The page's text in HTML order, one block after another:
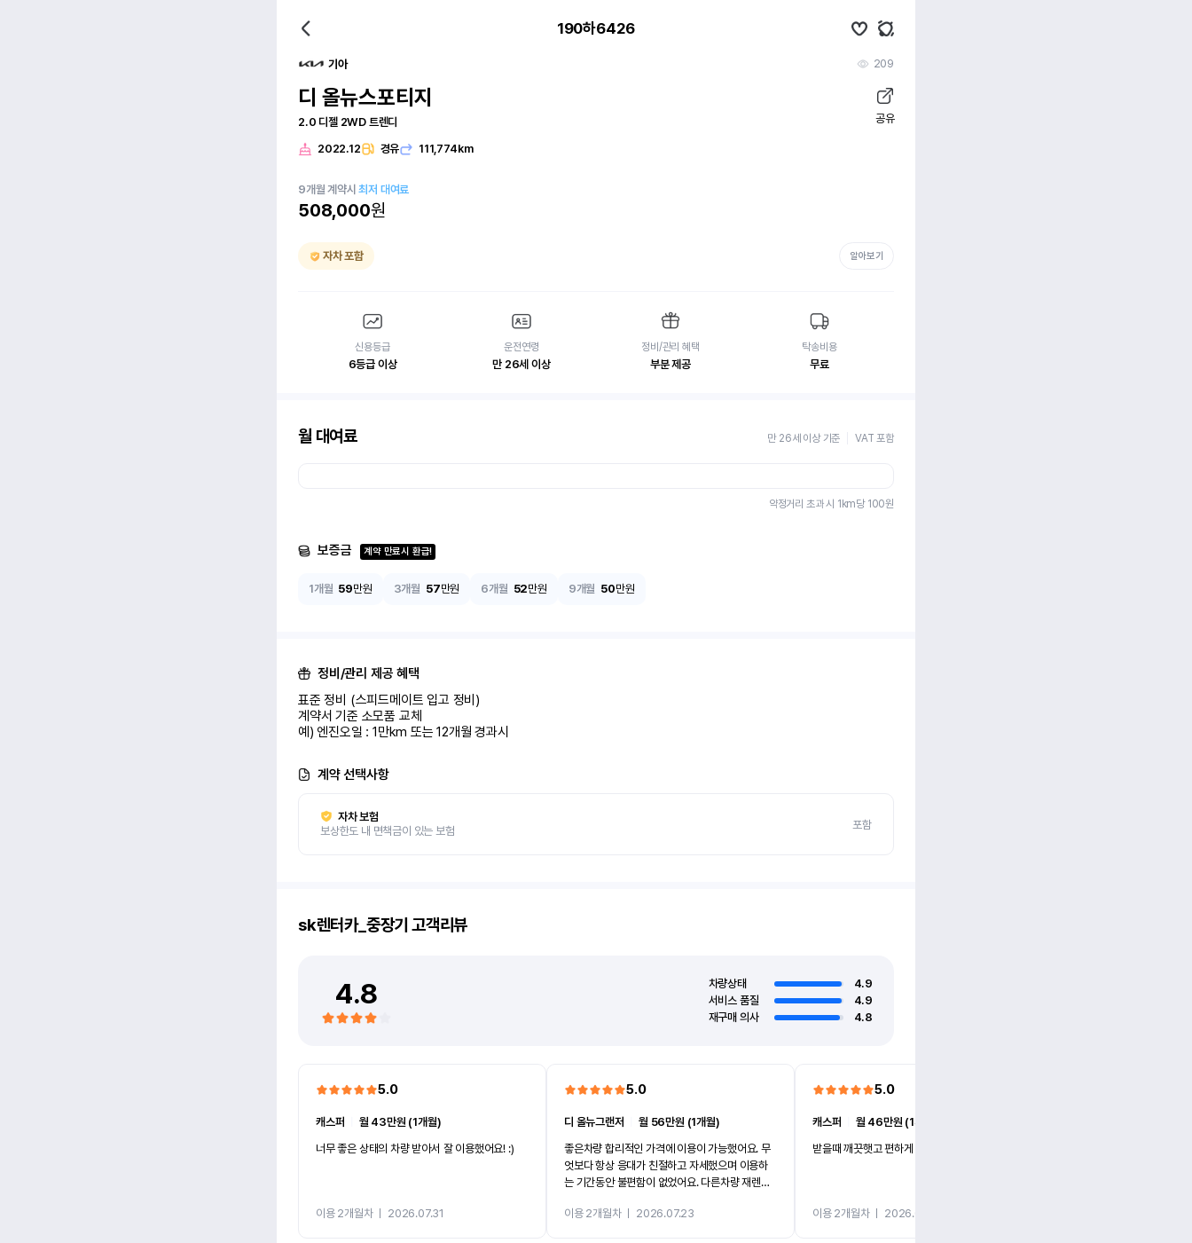
190하6426
기아 209
디 올뉴스포티지
2.0 디젤 2WD 트렌디 공유
2022.12 경유 111,774km
9개월 계약시최저 대여료
508,000원
자차 포함 알아보기
신용등급
6등급 이상
운전연령
만 26세 이상
정비/관리 혜택
부분 제공
탁송비용
무료
월 대여료 만 26세 이상 기준 VAT 포함
약정거리 초과 시 1km당 100원
보증금 계약 만료시 환급!
1개월 59만원 3개월 57만원 6개월 52만원 9개월 50만원
정비/관리 제공 혜택
표준 정비 (스피드메이트 입고 정비)
계약서 기준 소모품 교체
예) 엔진오일 : 1만km 또는 12개월 경과시
계약 선택사항
자차 보험
보상한도 내 면책금이 있는 보험
포함
sk렌터카_중장기 고객리뷰
4.8 차량상태
4.9
서비스 품질
4.9
재구매 의사
4.8
5.0
캐스퍼
월 43만원 (1개월)
너무 좋은 상태의 차량 받아서 잘 이용했어요! :)
이용 2개월차ㅣ 2026.07.31
5.0
디 올뉴그랜저 ㅣ월 56만원 (1개월)
좋은차량 합리적인 가격에 이용이 가능했어요. 무
엇보다 항상 응대가 친절하고 자세했으며 이용하
는 기간동안 불편함이 없었어요. 다른차량 재렌트
카 렌트 고민없이 강추합니다!!
이용 2개월차ㅣ 2026.07.23
5.0
캐스퍼
월 46만원 (1개월)
받을때 깨끗햇고 편하게 잘이용했습니다!
이용 2개월차ㅣ 2026.07.08